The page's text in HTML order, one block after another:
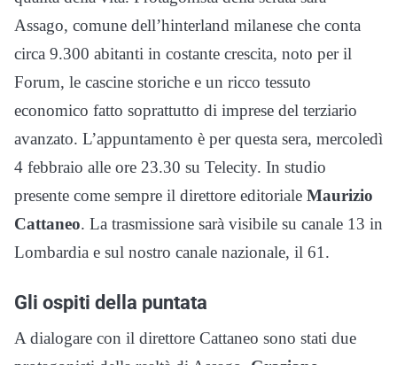
Assago, comune dell’hinterland milanese che conta
circa 9.300 abitanti in costante crescita, noto per il
Forum, le cascine storiche e un ricco tessuto
economico fatto soprattutto di imprese del terziario
avanzato. L’appuntamento è per questa sera, mercoledì
4 febbraio alle ore 23.30 su Telecity. In studio
presente come sempre il direttore editoriale Maurizio
Cattaneo. La trasmissione sarà visibile su canale 13 in
Lombardia e sul nostro canale nazionale, il 61.
Gli ospiti della puntata
A dialogare con il direttore Cattaneo sono stati due